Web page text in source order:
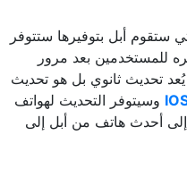
أبل بتوفيرها ستتوفر
للمستخدمين بعد مرور
يُعد تحديث ثانوي بل هو تحديث
وسيتوفر التحديث لهواتف
من هاتف ايفون 8 بلس إلى أحدث هاتف من أبل إلى